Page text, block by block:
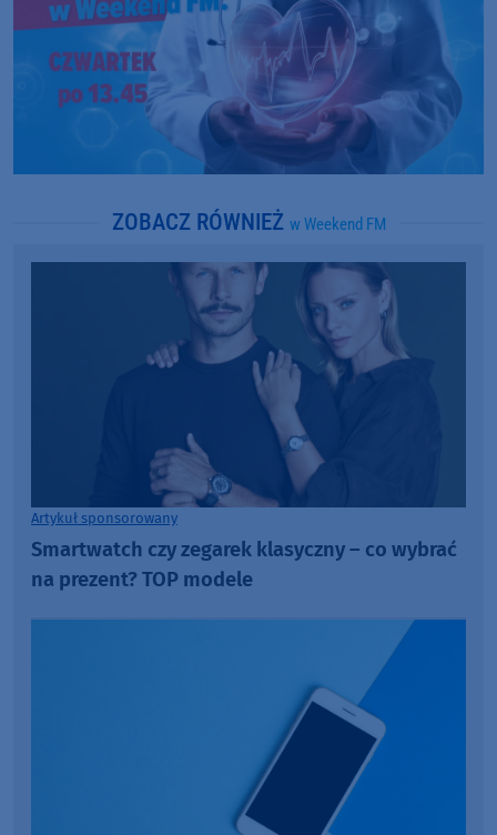
ZOBACZ RÓWNIEŻ w Weekend FM
Artykuł sponsorowany
Smartwatch czy zegarek klasyczny – co wybrać
na prezent? TOP modele